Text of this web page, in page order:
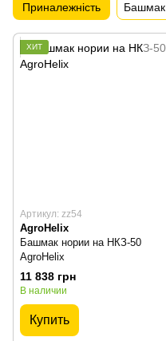
Приналежність Башмак
ХИТ
Артикул: zz54
AgroHelix
Башмак нории на НКЗ-50
AgroHelix
11 838 грн
В наличии
Купить